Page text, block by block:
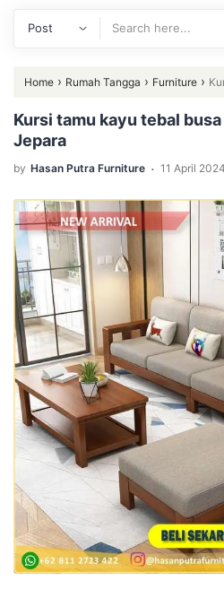
Home › Rumah Tangga › Furniture ›
tamu Furniture Jepara
Kursi tamu kayu tebal
Jepara
by Hasan Putra Furniture . 11 April 2024